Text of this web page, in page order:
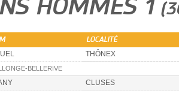
HOMMES 1
LOCALITÉ
THÔNEX
BELLERIVE
CLUSES